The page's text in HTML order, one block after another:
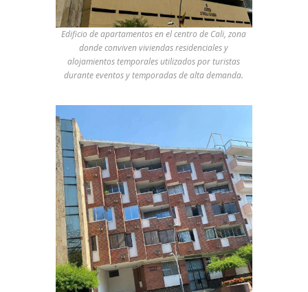
Edificio de apartamentos en el centro de Cali, zona
donde conviven viviendas residenciales y
alojamientos temporales utilizados por turistas
durante eventos y temporadas de alta demanda.